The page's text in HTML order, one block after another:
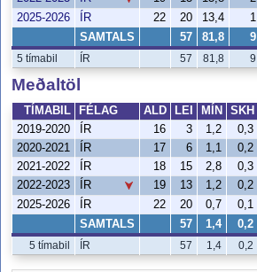
2025-2026
ÍR 22 20 13,4 1
SAMTALS 57 81,8 9
5 tímabil ÍR 57 81,8 9
Meðaltöl
TÍMABIL FÉLAG ALD LEI MÍN SKH
2019-2020
ÍR 16 3 1,2 0,3
2020-2021
ÍR 17 6 1,1 0,2
2021-2022
ÍR 18 15 2,8 0,3
2022-2023
ÍR 19 13 1,2 0,2
2025-2026
ÍR 22 20 0,7 0,1
SAMTALS 57 1,4 0,2
5 tímabil ÍR 57 1,4 0,2